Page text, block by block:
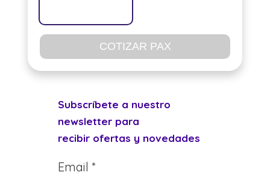
COTIZAR PAX
Subscríbete a nuestro
newsletter para
recibir ofertas y novedades
Email *